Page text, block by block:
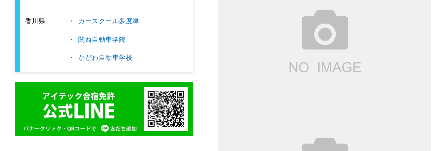
香川県 カースクール多度津
関西自動車学院
かがわ自動車学校